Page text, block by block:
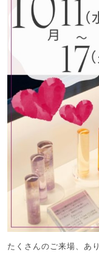
たくさんのご来場、あ